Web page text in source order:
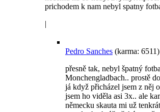
prichodem k nam nebyl spatny
|
Pedro Sanches (karma: 6511)
přesně tak, nebyl špatný
Monchengladbach.. prostě
já když přicházel jsem z něj
jsem ho viděla asi 3x.. ale
německu skauta mi už